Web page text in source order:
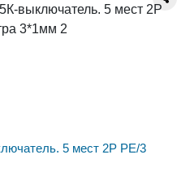
5 мест 2Р PE/3